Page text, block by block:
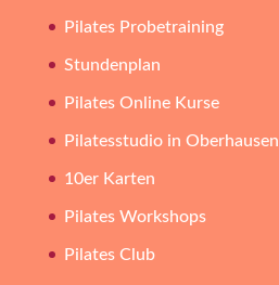
Pilates Probetraining
Stundenplan
Pilates Online Kurse
Pilatesstudio in Oberhausen
10er Karten
Pilates Workshops
Pilates Club